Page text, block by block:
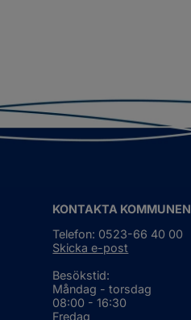
KONTAKTA KOMMUNEN
Telefon: 0523-66 40 00
Skicka e-post
Besökstid:
Måndag - torsdag
08:00 - 16:30
Fredag